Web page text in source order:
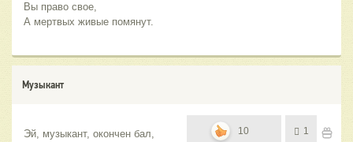
Вы право свое,
А мертвых живые помянут.
Музыкант
Эй, музыкант, окончен бал,
10 1